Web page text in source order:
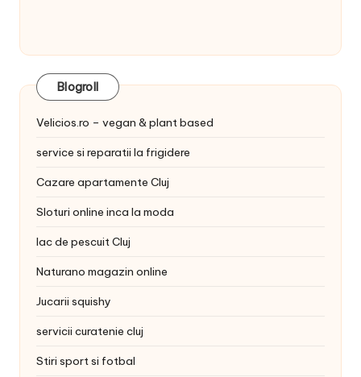
Blogroll
Velicios.ro – vegan & plant based
service si reparatii la frigidere
Cazare apartamente Cluj
Sloturi online inca la moda
lac de pescuit Cluj
Naturano magazin online
Jucarii squishy
servicii curatenie cluj
Stiri sport si fotbal